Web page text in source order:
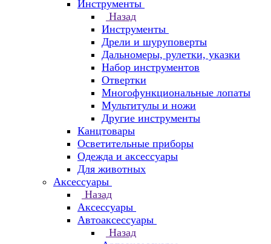
Инструменты
Назад
Инструменты
Дрели и шуруповерты
Дальномеры, рулетки, указки
Набор инструментов
Отвертки
Многофункциональные лопаты
Мультитулы и ножи
Другие инструменты
Канцтовары
Осветительные приборы
Одежда и аксессуары
Для животных
Аксессуары
Назад
Аксессуары
Автоаксессуары
Назад